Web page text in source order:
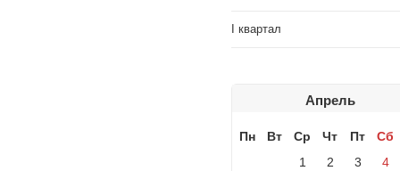
I квартал
Апрель
Пн Вт Ср Чт Пт
Сб
1
2 3
4